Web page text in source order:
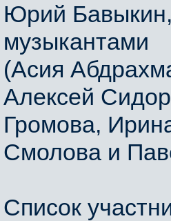
Юрий
музыкантами
(Асия
Алексей
Громова,
Смолова и
Список